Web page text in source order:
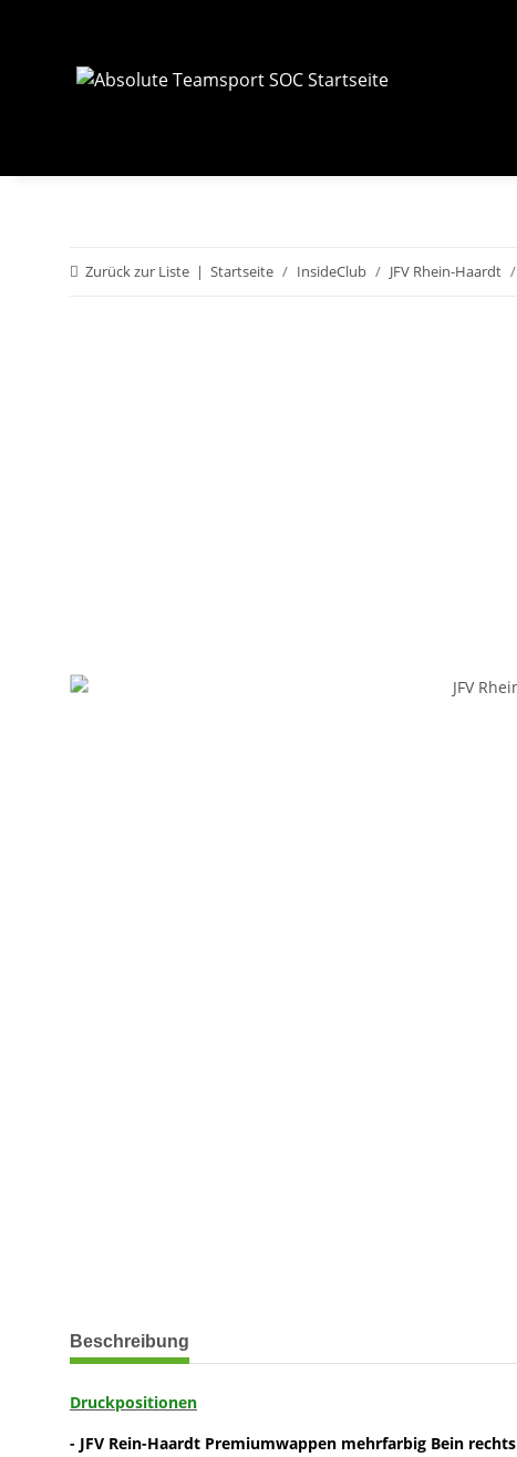
Zurück zur Liste Startseite InsideClub JFV Rhein-Haardt
weitere Registerkarten anzeigen
Beschreibung
Druckpositionen
- JFV Rein-Haardt Premiumwappen mehrfarbig Bein rechts